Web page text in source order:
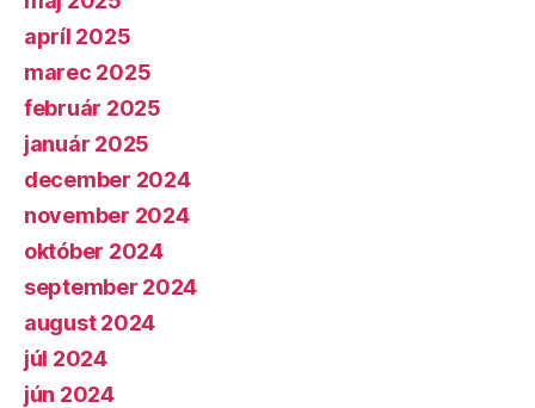
apríl 2025
marec 2025
február 2025
január 2025
december 2024
november 2024
október 2024
september 2024
august 2024
júl 2024
jún 2024